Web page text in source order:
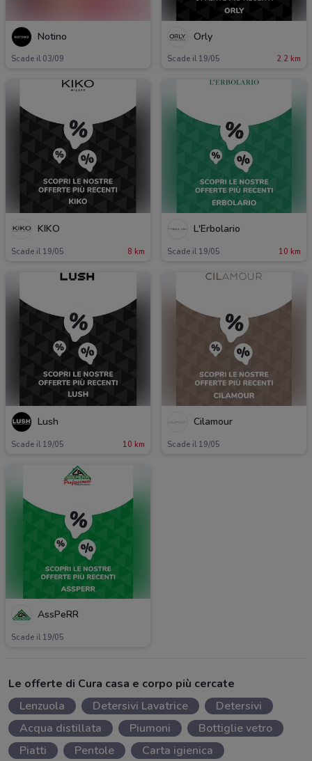
Notino
Scade il 03/09
Orly
Scade il 19/05 2.2 km
KIKO
Scade il 19/05 8 km
L'Erbolario
Scade il 19/05 10 km
Lush
Scade il 19/05 10 km
Cilamour
Scade il 19/05
AssPeRR
Scade il 19/05
Le offerte di Cura casa e corpo più cercate
Lenzuola
Detersivi Lavatrice
Detersivi
Acqua distillata
Piumoni
Bottiglie vetro
Piatti
Pentole
Carta igienica